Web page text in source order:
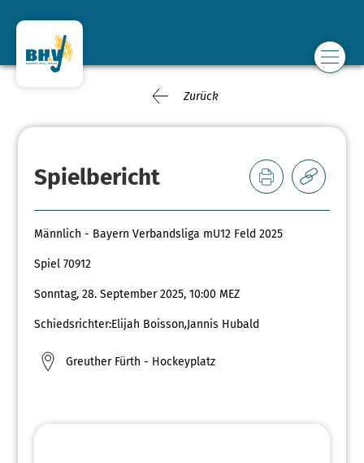
Zurück
Spielbericht
Männlich - Bayern Verbandsliga mU12 Feld 2025
Spiel 70912
Sonntag, 28. September 2025, 10:00 MEZ
Schiedsrichter:Elijah Boisson,Jannis Hubald
Greuther Fürth - Hockeyplatz